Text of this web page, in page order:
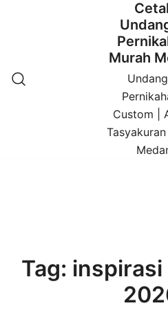
Murah
Custom |
Tag: inspirasi